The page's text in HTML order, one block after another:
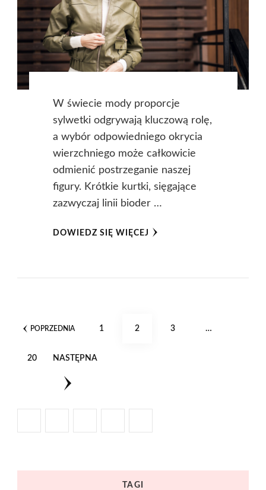
W świecie mody proporcje
sylwetki odgrywają kluczową rolę,
a wybór odpowiedniego okrycia
wierzchniego może całkowicie
odmienić postrzeganie naszej
figury. Krótkie kurtki, sięgające
zazwyczaj linii bioder …
DOWIEDZ SIĘ WIĘCEJ
Stronicowanie
POPRZEDNIA STRONA
1 STRONA
2 STRONA
3 …
STRONA
20 NASTĘPNA
TAGI